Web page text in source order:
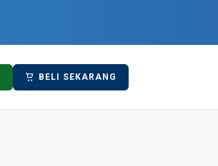
BELI SEKARANG